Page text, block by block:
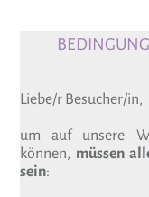
Liebe/r Besucher/in,
um auf unsere
können, müssen
sein: